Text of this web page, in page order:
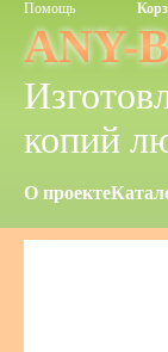
Помощь
ANY-
копий
О проекте